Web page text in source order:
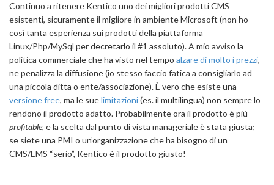
Continuo a ritenere Kentico uno dei migliori prodotti CMS
esistenti, sicuramente il migliore in ambiente Microsoft (non ho
così tanta esperienza sui prodotti della piattaforma
Linux/Php/MySql per decretarlo il #1 assoluto). A mio avviso la
politica commerciale che ha visto nel tempo alzare di molto i prezzi,
ne penalizza la diffusione (io stesso faccio fatica a consigliarlo ad
una piccola ditta o ente/associazione). È vero che esiste una
versione free, ma le suelimitazioni(es. il multilingua) non sempre lo
rendono il prodotto adatto. Probabilmente ora il prodotto è più
profitable, e la scelta dal punto di vista manageriale è stata giusta;
se siete una PMI o un’organizzazione che ha bisogno di un
CMS/EMS “serio”, Kentico è il prodotto giusto!